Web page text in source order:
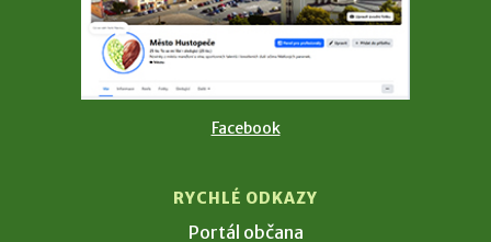
Facebook
RYCHLÉ ODKAZY
Portál občana